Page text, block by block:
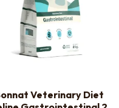
Veterinary Diet